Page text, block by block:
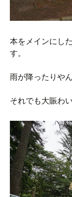
本をメインにし
す。
雨が降ったりや
それでも大賑わ